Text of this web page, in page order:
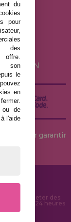
pour garantir
pour acheter des
rapide en 24 heures
du
pour
des
offre.
son
le
en
ou de
l'aide